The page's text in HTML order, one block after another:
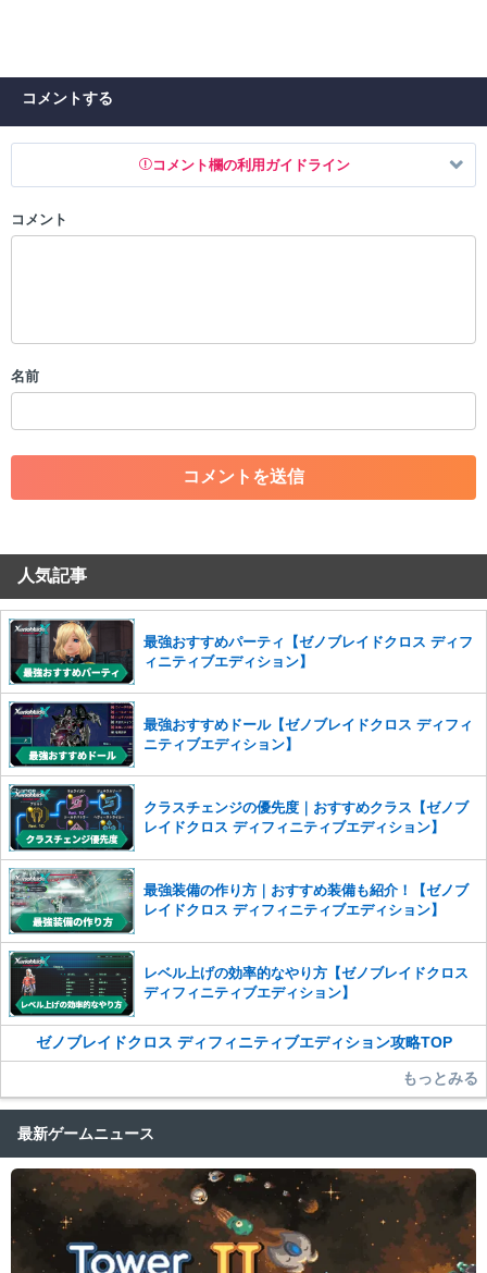
コメントする
コメント欄の利用ガイドライン
以下の書き込みを禁止とし、場合によってはコメント削除や書き込み制
・一度削除された投稿を再び投稿すること
・アカウントの売買など金銭が絡む内容の投稿
・各ゲームのネタバレを含む内容の投稿
・その他、管理者が不適切と判断した投稿
コメントの削除を申請する
せていただきます。ご了承ください。
※一度削除したコメントは復元ができませんのでご注意くだ
さい。
また、過度な利用規約の違反や、弊社に損害の及ぶ内容の書き込みがあ
った場合は、法的措置をとらせていただく場合もございますので、あら
かじめご理解くださいませ。
コメント
名前
人気記事
最強おすすめパーティ【ゼノブレイドクロス ディフ
ィニティブエディション】
最強おすすめドール【ゼノブレイドクロス ディフィ
ニティブエディション】
クラスチェンジの優先度｜おすすめクラス【ゼノブ
レイドクロス ディフィニティブエディション】
最強装備の作り方｜おすすめ装備も紹介！【ゼノブ
レイドクロス ディフィニティブエディション】
レベル上げの効率的なやり方【ゼノブレイドクロス
ディフィニティブエディション】
ゼノブレイドクロス ディフィニティブエディション攻略TOP
もっとみる
最新ゲームニュース